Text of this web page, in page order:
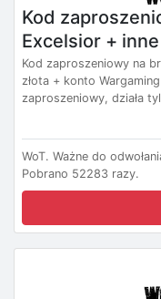
Kod
Excelsior +
Kod zaproszeniowy na
złota + konto
zaproszeniowy, działa
WoT. Ważne do
Pobrano 52283 razy.